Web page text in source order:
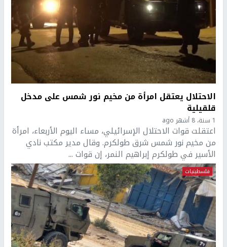
الاحتلال يعتقل امرأة من مخيم نور شمس على مدخل
قلقيلية
1 سنة، 8 أشهر ago
اعتقلت قوات الاحتلال الإسرائيلي، مساء اليوم الأربعاء، امرأة
من مخيم نور شمس شرق طولكرم. وقال مدير مكتب نادي
الأسير في طولكرم إبراهيم النمر، إن قوات ...
فلسطينيات